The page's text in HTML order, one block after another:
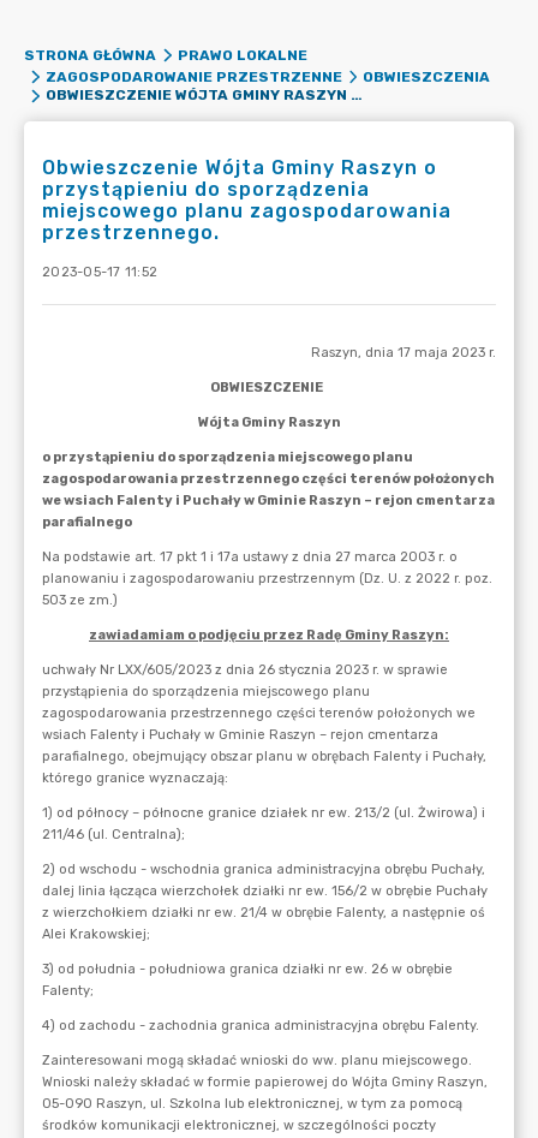
STRONA GŁÓWNA
PRAWO LOKALNE
ZAGOSPODAROWANIE PRZESTRZENNE
OBWIESZCZENIA
OBWIESZCZENIE WÓJTA GMINY RASZYN O PRZYSTĄPIENIU DO SPORZĄDZENIA MIEJSCOWEGO PLANU ZAGOSPODAROWANIA PRZESTRZENNEGO.
Obwieszczenie Wójta Gminy Raszyn o
przystąpieniu do sporządzenia
miejscowego planu zagospodarowania
przestrzennego.
2023-05-17 11:52